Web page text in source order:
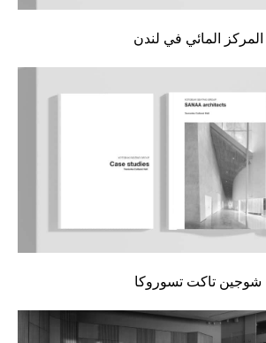
المركز المائي في لندن
شوجين تاكت تسوروكا